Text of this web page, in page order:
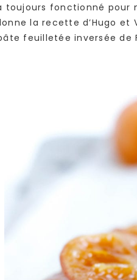
toujours fonctionné pour
la recette d’Hugo
feuilletée inversée de